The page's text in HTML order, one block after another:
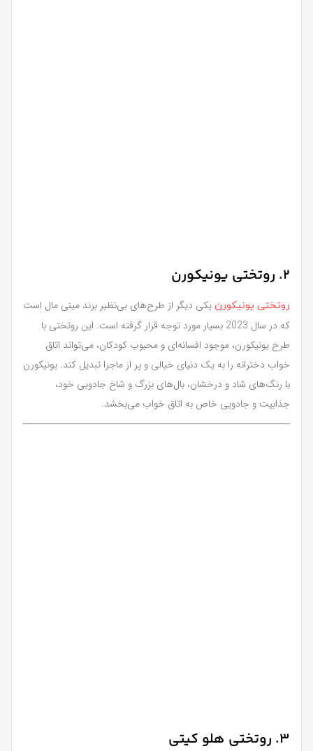
2. روتختی یونیکورن
روتختی یونیکورن یکی دیگر از طرح‌های بی‌نظیر برند مینی مال است
که در سال 2023 بسیار مورد توجه قرار گرفته است. این روتختی با
طرح یونیکورن، موجود افسانه‌ای و محبوب کودکان، می‌تواند اتاق
خواب دخترانه را به یک دنیای خیالی و پر از ماجرا تبدیل کند. یونیکورن
با رنگ‌های شاد و درخشان، بال‌های بزرگ و شاخ جادویی خود،
جذابیت و جادویی خاص به اتاق خواب می‌بخشد.
3. روتختی هلو کیتی